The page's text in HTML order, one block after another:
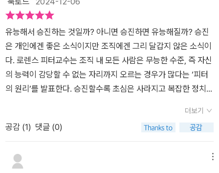
생의 역설이라 하겠습니다. p147에는 질투의 법칙이 나오는
슬라비아 출신의 괴짜 천재를 질투하여 테슬라에 대해 정당한 명
예를 부여하지 않았다는 저자의 의미부여입니다. 교류가 직류
에 대해 이겼음은 역사적 팩트입니다만, 그 이후에 공산권 출
신 천재에 대한 질투가 끼어들어 테슬라가 묻혔다는 견해는 저로
서는 처음 듣는 바입니다. 커런트 워는 19세기 후반의 일이고, 유
고에 공산 정부가 들어선 건 아무리 이르게 잡아도 1940년대 초
입니다. 아무튼 질투의 법칙에 대해 그런 식의 해석을 시도하
이 변천의 과정을 겪는다는 이치는 서양에서는 헤겔이 변증법
않았다고 하는 것과 똑같은 이치인 것이다. 또 하나 시선을 끈 법
칙이 '뷰자데 이론'이다. 뷰자데? 데자뷰가 아니고? 처음 와 본 곳
인데 왠지 언젠가 와 본 것 같은 느낌이 드는 곳이 있을 때가 있
다. 이런 때 우리는 '데자뷰'라는 말을 쓰지만 그 반대로 익숙하지
만 왠지 낯선 느낌이 드는 것을 '뷰자데 이론'이라고 한단다. 기존
의 익숙한 것들도 낯선 시선으로 바라보면 무한의 상상력과 아이
디어가 나온다고 하는데 성공하기는 틀린 모양이다. 익숙한 것을
이론'을 보면서 작금의 지구에 찾아온 이상기후 현상을 생각하게
된다. 지구는 스스로 생존에 적합한 환경을 만들어가는 능력이 있
다는 말에 백퍼센트 공감할 수 밖에 없는 이유다. 어느 학자가 지
구의 멸망이 아니라 인류의 멸망이라고 말했듯이 인류만으로 이
자 로버트 머튼은 처음으로 빈익빈부익부 현상을마태 효과로 설
게 되어 있다고 믿었다.사회 기강이 흐려지면 작은 사건들이 이어
지다가 결정적으로큰 사건이 일어나는 것과 같다. 이것이 하인리
히의 법칙이다.유리창이 깨진 자동차는 배터리와 타이어를 빼 가
고, 사방에낙서하고, 돌을 던져 거의 고철 상태가 되어 있었다.두
자동차는 유리창이 조금 깨진 것밖에 다른 점이 없었는데도 그런
차이가 난 것이다. 여기서 '깨진 유리창 법칙'이나온다. 일단 금이
간 유리창은 전체가 쉽게 망가진다는이야기다.대수의 법칙을 알
분포 예상에 정밀도는 개별적일때 모호하던 예상과는 달리 상당
수준 높아진다'는 것이다.게다가 이 정밀도는 개별 현상이나 소수
유능해서 승진하는 것일까? 아니면 승진하면 유능해질까? 승진
은 개인에겐 좋은 소식이지만 조직에겐 그리 달갑지 않은 소식이
다. 로렌스 피터교수는 조직 내 모든 사람은 무능한 수준, 즉 자신
의 능력이 감당할 수 없는 자리까지 오르는 경우가 많다는 ‘피터
의 원리’를 발표한다. 승진할수록 초심은 사라지고 복잡한 정치적
지만 지위가 높아질수록 이해관계로 얽힌 상황을 잘 풀어나가는
능력이 필요하다. 이를 ‘공통분모의 법칙’이라 하는데 전문적인
능력보다는 전체를 보는 안목과 조직 간의 이해관계를 조장하는
능력이다. 기술적 전문성이 높다고 뛰어난 결정을 내리기는 쉽지
더보기
공감 (1) 댓글 (0)